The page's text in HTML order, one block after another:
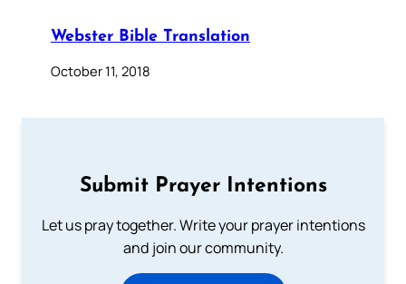
Webster Bible Translation
October 11, 2018
Submit Prayer Intentions
Let us pray together. Write your prayer intentions
and join our community.